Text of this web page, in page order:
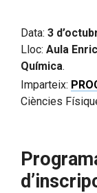
Data: 3
Lloc: Aula
Química.
Imparteix:
Ciències